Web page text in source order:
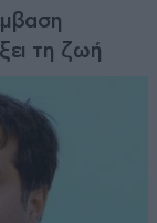
τη ζωή